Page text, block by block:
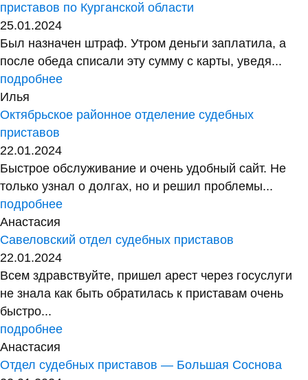
приставов по Курганской области
25.01.2024
Был назначен штраф. Утром деньги заплатила, а
после обеда списали эту сумму с карты, уведя...
подробнее
Илья
Октябрьское районное отделение судебных
приставов
22.01.2024
Быстрое обслуживание и очень удобный сайт. Не
только узнал о долгах, но и решил проблемы...
подробнее
Анастасия
Савеловский отдел судебных приставов
22.01.2024
Всем здравствуйте, пришел арест через госуслуги
не знала как быть обратилась к приставам очень
быстро...
подробнее
Анастасия
Отдел судебных приставов — Большая Соснова